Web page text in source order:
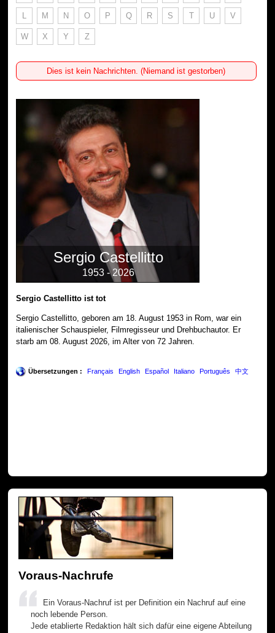
L M N O P Q R S T U V
W X Y Z
Dies ist kein Nachrichten. (Niemand ist gestorben)
Sergio Castellitto
1953 - 2026
Sergio Castellitto ist tot
Sergio Castellitto, geboren am 18. August 1953 in Rom, war ein
italienischer Schauspieler, Filmregisseur und Drehbuchautor. Er
starb am 08. August 2026, im Alter von 72 Jahren.
Übersetzungen : Français English Español Italiano Português 中文
Voraus-Nachrufe
Ein Voraus-Nachruf ist per Definition ein Nachruf auf eine
noch lebende Person.
Jede etablierte Redaktion hält sich dafür eine eigene Abteilung